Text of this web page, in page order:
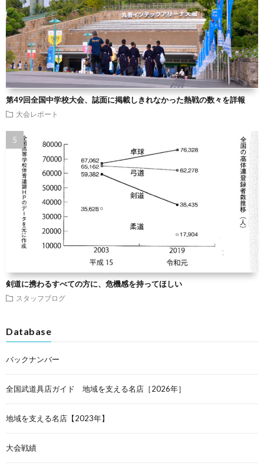
第49回全国中学校大会、誌面に掲載しきれなかった熱戦の数々を詳報
大会レポート
剣道に携わるすべての方に、危機感を持ってほしい
スタッフブログ
Database
バックナンバー
全国武道具店ガイド 地域を支える名店［2026年］
地域を支える名店【2023年】
大会戦績